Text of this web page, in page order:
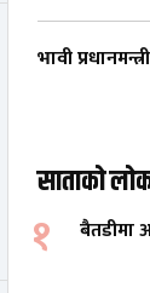
भावी
साताको
१ बैतडीमा